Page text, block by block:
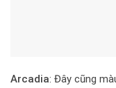
Arcadia: Đây cũng